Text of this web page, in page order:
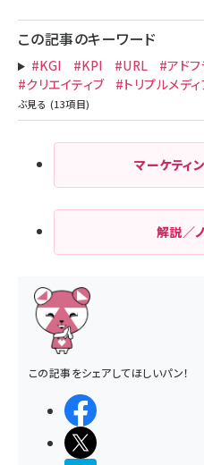
この記事のキーワード
#KGI #KPI #URL #アドフ
#クリエイティブ
#トリプルメディ
マーケティ
解説／
この記事をシェアしてほしいパン！